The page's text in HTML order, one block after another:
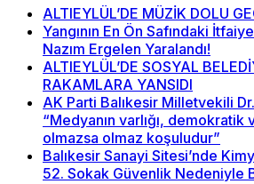
ALTIEYLÜL’DE MÜZİK DOLU
Yangının En Ön Safındaki
Nazım Ergelen Yaralandı!
ALTIEYLÜL’DE SOSYAL
RAKAMLARA YANSIDI
AK Parti Balıkesir Milletvekili
“Medyanın varlığı,
olmazsa olmaz koşuludur”
Balıkesir Sanayi Sitesi’nde
52. Sokak Güvenlik Nedeniyle